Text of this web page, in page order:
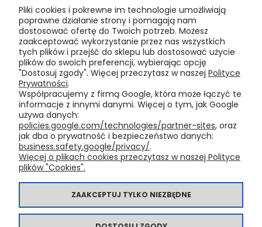
POMOC
MOJE KONTO
PŁATNOŚCI I DOSTAWA
INFORMACJE
O NAS
Pliki cookies i pokrewne im technologie umożliwiają
poprawne działanie strony i pomagają nam
dostosować ofertę do Twoich potrzeb. Możesz
zaakceptować wykorzystanie przez nas wszystkich
tych plików i przejść do sklepu lub dostosować użycie
plików do swoich preferencji, wybierając opcję
"Dostosuj zgody". Więcej przeczytasz w naszej Polityce
Prywatności.
Współpracujemy z firmą Google, która może łączyć te
informacje z innymi danymi. Więcej o tym, jak Google
używa danych:
policies.google.com/technologies/partner-sites, oraz
jak dba o prywatność i bezpieczeństwo danych:
business.safety.google/privacy/.
Więcej o plikach cookies przeczytasz w naszej Polityce
plików "Cookies".
ZAAKCEPTUJ TYLKO NIEZBĘDNE